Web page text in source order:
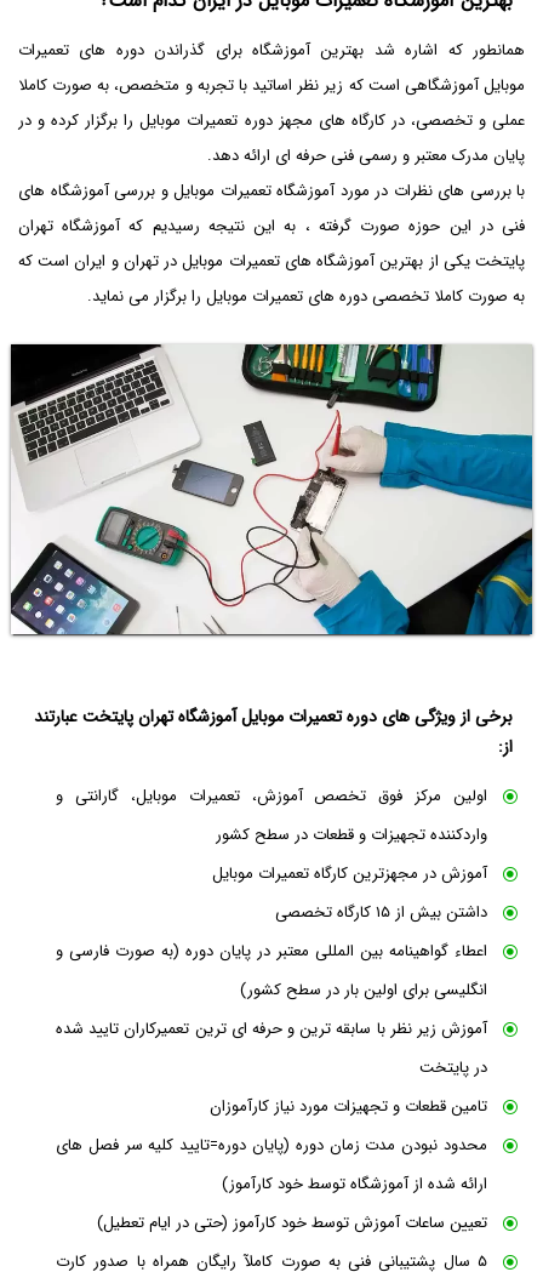
همانطور که اشاره شد بهترین آموزشگاه برای گذراندن دوره های تعمیرات
موبایل آموزشگاهی است که زیر نظر اساتید با تجربه و متخصص، به صورت کاملا
عملی و تخصصی، در کارگاه های مجهز دوره تعمیرات موبایل را برگزار کرده و در
پایان مدرک معتبر و رسمی فنی حرفه ای ارائه دهد.
با بررسی های نظرات در مورد آموزشگاه تعمیرات موبایل و بررسی آموزشگاه های
فنی در این حوزه صورت گرفته ، به این نتیجه رسیدیم که آموزشگاه تهران
پایتخت یکی از بهترین آموزشگاه های تعمیرات موبایل در تهران و ایران است که
به صورت کاملا تخصصی دوره های تعمیرات موبایل را برگزار می نماید.
برخی از ویژگی های دوره تعمیرات موبایل آموزشگاه تهران پایتخت عبارتند
از:
اولین مرکز فوق تخصص آموزش، تعمیرات موبایل، گارانتی و
واردکننده تجهیزات و قطعات در سطح کشور
آموزش در مجهزترین کارگاه تعمیرات موبایل
داشتن بیش از ۱۵ کارگاه تخصصی
اعطاء گواهینامه بین المللی معتبر در پایان دوره (به صورت فارسی و
انگلیسی برای اولین بار در سطح کشور)
آموزش زیر نظر با سابقه ترین و حرفه ای ترین تعمیرکاران تایید شده
در پایتخت
تامین قطعات و تجهیزات مورد نیاز کارآموزان
محدود نبودن مدت زمان دوره (پایان دوره=تایید کلیه سر فصل های
ارائه شده از آموزشگاه توسط خود کارآموز)
تعیین ساعات آموزش توسط خود کارآموز (حتی در ایام تعطیل)
۵ سال پشتیبانی فنی به صورت کاملآ رایگان همراه با صدور کارت